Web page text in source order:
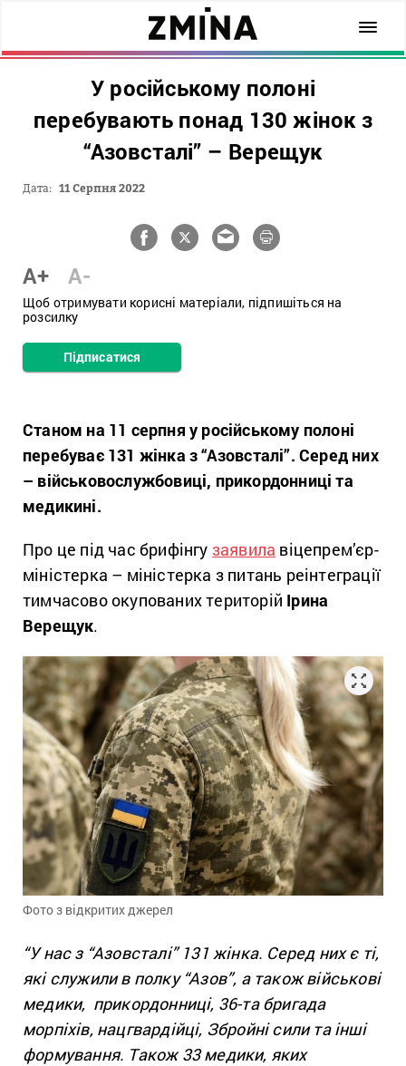
У російському полоні
перебувають понад 130 жінок з
“Азовсталі” – Верещук
Дата: 11 Серпня 2022
A+ A-
Щоб отримувати корисні матеріали, підпишіться на
розсилку
Підписатися
Станом на 11 серпня у російському полоні
перебуває 131 жінка з “Азовсталі”. Серед них
– військовослужбовиці, прикордонниці та
медикині.
Про це під час брифінгу заявила віцепрем’єр-
міністерка – міністерка з питань реінтеграції
тимчасово окупованих територій Ірина
Верещук.
Фото з відкритих джерел
“У нас з “Азовсталі” 131 жінка. Серед них є ті,
які служили в полку “Азов”, а також військові
медики, прикордонниці, 36-та бригада
морпіхів, нацгвардійці, Збройні сили та інші
формування. Також 33 медики, яких